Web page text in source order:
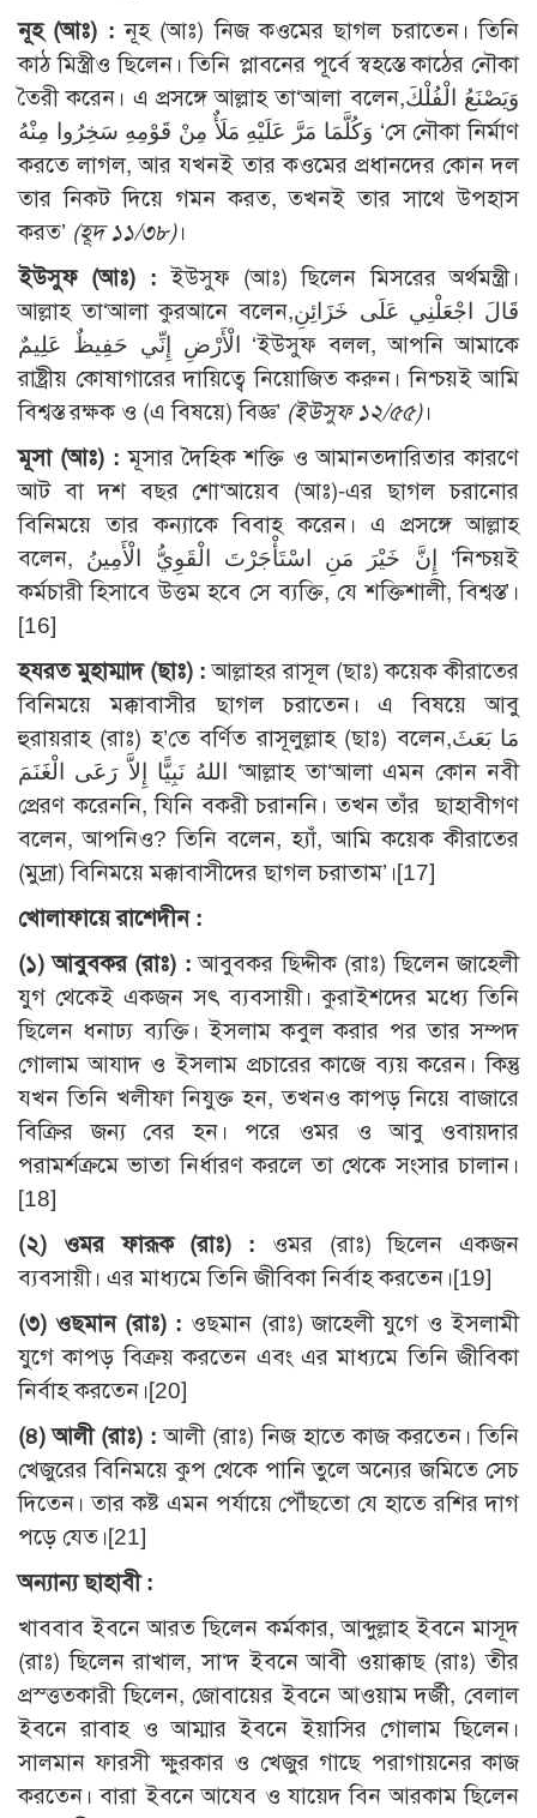
নূহ (আঃ) : নূহ (আঃ) নিজ কওমের ছাগল চরাতেন। তিনি
কাঠ মিস্ত্রীও ছিলেন। তিনি প্লাবনের পূর্বে স্বহস্তে কাঠের নৌকা
তৈরী করেন। এ প্রসঙ্গে আল্লাহ তা‘আলা বলেন,وَيَصْنَعُ الْفُلْكَ
وَكُلَّمَا مَرَّ عَلَيْهِ مَلَأٌ مِنْ قَوْمِهِ سَخِرُوا مِنْهُ ‘সে নৌকা নির্মাণ
করতে লাগল, আর যখনই তার কওমের প্রধানদের কোন দল
তার নিকট দিয়ে গমন করত, তখনই তার সাথে উপহাস
করত’ (হূদ ১১/৩৮)।
ইউসুফ (আঃ) : ইউসুফ (আঃ) ছিলেন মিসরের অর্থমন্ত্রী।
আল্লাহ তা‘আলা কুরআনে বলেন,قَالَ اجْعَلْنِي عَلَى خَزَائِنِ
الْأَرْضِ إِنِّي حَفِيظٌ عَلِيمٌ ‘ইউসুফ বলল, আপনি আমাকে
রাষ্ট্রীয় কোষাগারের দায়িত্বে নিয়োজিত করুন। নিশ্চয়ই আমি
বিশ্বস্ত রক্ষক ও (এ বিষয়ে) বিজ্ঞ’ (ইউসুফ ১২/৫৫)।
মূসা (আঃ) : মূসার দৈহিক শক্তি ও আমানতদারিতার কারণে
আট বা দশ বছর শো‘আয়েব (আঃ)-এর ছাগল চরানোর
বিনিময়ে তার কন্যাকে বিবাহ করেন। এ প্রসঙ্গে আল্লাহ
বলেন, إِنَّ خَيْرَ مَنِ اسْتَأْجَرْتَ الْقَوِيُّ الْأَمِينُ ‘নিশ্চয়ই
কর্মচারী হিসাবে উত্তম হবে সে ব্যক্তি, যে শক্তিশালী, বিশ্বস্ত’।
[16]
হযরত মুহাম্মাদ (ছাঃ) :আল্লাহর রাসূল (ছাঃ) কয়েক কীরাতের
বিনিময়ে মক্কাবাসীর ছাগল চরাতেন। এ বিষয়ে আবু
হুরায়রাহ (রাঃ) হ’তে বর্ণিত রাসূলুল্লাহ (ছাঃ) বলেন,مَا بَعَثَ
اللهُ نَبِيًّا إِلاَّ رَعَى الْغَنَمَ ‘আল্লাহ তা‘আলা এমন কোন নবী
প্রেরণ করেননি, যিনি বকরী চরাননি। তখন তাঁর ছাহাবীগণ
বলেন, আপনিও? তিনি বলেন, হ্যাঁ, আমি কয়েক কীরাতের
(মুদ্রা) বিনিময়ে মক্কাবাসীদের ছাগল চরাতাম’।[17]
খোলাফায়ে রাশেদীন :
(১) আবুবকর (রাঃ) : আবুবকর ছিদ্দীক (রাঃ) ছিলেন জাহেলী
যুগ থেকেই একজন সৎ ব্যবসায়ী। কুরাইশদের মধ্যে তিনি
ছিলেন ধনাঢ্য ব্যক্তি। ইসলাম কবুল করার পর তার সম্পদ
গোলাম আযাদ ও ইসলাম প্রচারের কাজে ব্যয় করেন। কিন্তু
যখন তিনি খলীফা নিযুক্ত হন, তখনও কাপড় নিয়ে বাজারে
বিক্রির জন্য বের হন। পরে ওমর ও আবু ওবায়দার
পরামর্শক্রমে ভাতা নির্ধারণ করলে তা থেকে সংসার চালান।
[18]
(২) ওমর ফারূক (রাঃ) : ওমর (রাঃ) ছিলেন একজন
ব্যবসায়ী। এর মাধ্যমে তিনি জীবিকা নির্বাহ করতেন।[19]
(৩) ওছমান (রাঃ) : ওছমান (রাঃ) জাহেলী যুগে ও ইসলামী
যুগে কাপড় বিক্রয় করতেন এবং এর মাধ্যমে তিনি জীবিকা
নির্বাহ করতেন।[20]
(৪) আলী (রাঃ) : আলী (রাঃ) নিজ হাতে কাজ করতেন। তিনি
খেজুরের বিনিময়ে কুপ থেকে পানি তুলে অন্যের জমিতে সেচ
দিতেন। তার কষ্ট এমন পর্যায়ে পৌঁছতো যে হাতে রশির দাগ
পড়ে যেত।[21]
অন্যান্য ছাহাবী :
খাববাব ইবনে আরত ছিলেন কর্মকার, আব্দুল্লাহ ইবনে মাসূদ
(রাঃ) ছিলেন রাখাল, সা‘দ ইবনে আবী ওয়াক্কাছ (রাঃ) তীর
প্রস্ত্ততকারী ছিলেন, জোবায়ের ইবনে আওয়াম দর্জী, বেলাল
ইবনে রাবাহ ও আম্মার ইবনে ইয়াসির গোলাম ছিলেন।
সালমান ফারসী ক্ষুরকার ও খেজুর গাছে পরাগায়নের কাজ
করতেন। বারা ইবনে আযেব ও যায়েদ বিন আরকাম ছিলেন